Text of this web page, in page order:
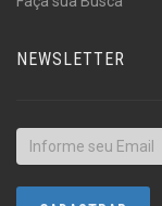
NEWSLETTER